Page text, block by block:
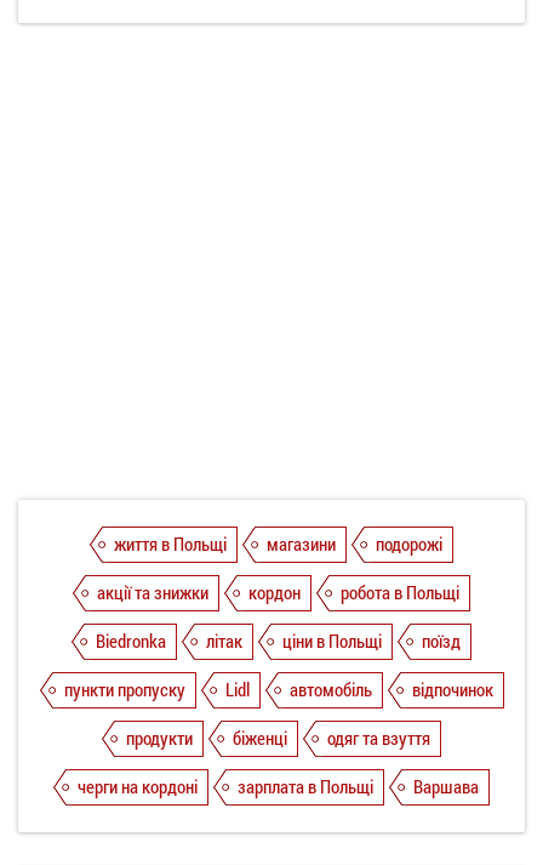
життя в Польщі магазини
подорожі
акції та знижки
кордон
робота в Польщі
Biedronka
літак ціни в Польщі
поїзд
пункти пропуску
Lidl автомобіль
відпочинок
продукти
біженці
одяг та взуття
черги на кордоні
зарплата в Польщі Варшава